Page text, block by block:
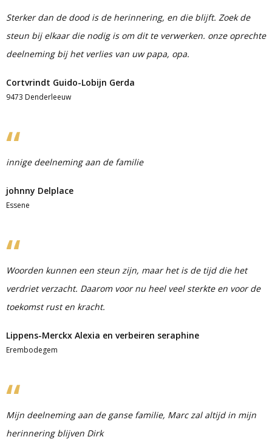
Sterker dan de dood is de herinnering, en die blijft. Zoek de
steun bij elkaar die nodig is om dit te verwerken. onze oprechte
deelneming bij het verlies van uw papa, opa.
Cortvrindt Guido-Lobijn Gerda
9473 Denderleeuw
innige deelneming aan de familie
johnny Delplace
Essene
Woorden kunnen een steun zijn, maar het is de tijd die het
verdriet verzacht. Daarom voor nu heel veel sterkte en voor de
toekomst rust en kracht.
Lippens-Merckx Alexia en verbeiren seraphine
Erembodegem
Mijn deelneming aan de ganse familie, Marc zal altijd in mijn
herinnering blijven Dirk